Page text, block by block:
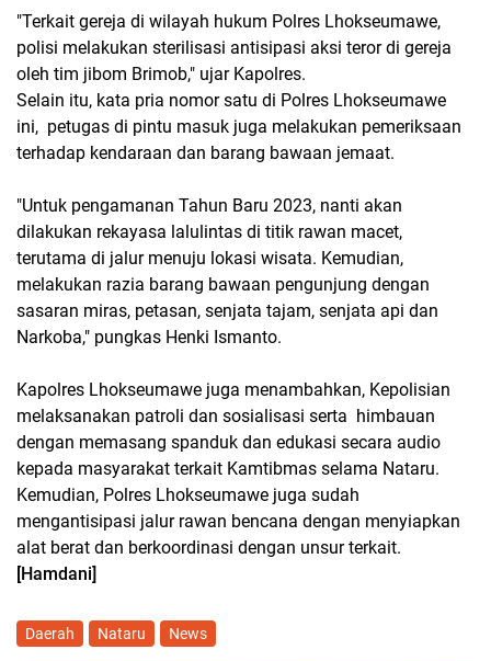
"Terkait gereja di wilayah hukum Polres Lhokseumawe,
polisi melakukan sterilisasi antisipasi aksi teror di gereja
oleh tim jibom Brimob," ujar Kapolres.
Selain itu, kata pria nomor satu di Polres Lhokseumawe
ini, petugas di pintu masuk juga melakukan pemeriksaan
terhadap kendaraan dan barang bawaan jemaat.
"Untuk pengamanan Tahun Baru 2023, nanti akan
dilakukan rekayasa lalulintas di titik rawan macet,
terutama di jalur menuju lokasi wisata. Kemudian,
melakukan razia barang bawaan pengunjung dengan
sasaran miras, petasan, senjata tajam, senjata api dan
Narkoba," pungkas Henki Ismanto.
Kapolres Lhokseumawe juga menambahkan, Kepolisian
melaksanakan patroli dan sosialisasi serta himbauan
dengan memasang spanduk dan edukasi secara audio
kepada masyarakat terkait Kamtibmas selama Nataru.
Kemudian, Polres Lhokseumawe juga sudah
mengantisipasi jalur rawan bencana dengan menyiapkan
alat berat dan berkoordinasi dengan unsur terkait.
[Hamdani]
Daerah Nataru News